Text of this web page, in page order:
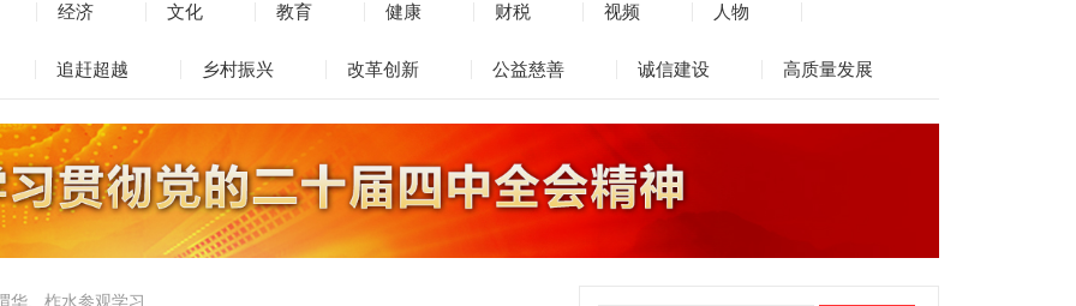
经济 文化 教育 健康 财税 视频 人物
追赶超越 乡村振兴 改革创新 公益慈善 诚信建设 高质量发展
华、柞水参观学习